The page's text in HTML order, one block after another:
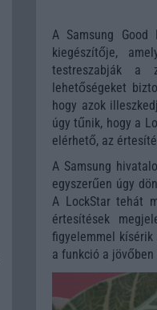
A Samsung
kiegészítője,
testreszabják a
lehetőségeket
hogy azok
úgy tűnik, hogy a
elérhető, az
A Samsung
egyszerűen úgy
A LockStar tehát
értesítések
figyelemmel
a funkció a